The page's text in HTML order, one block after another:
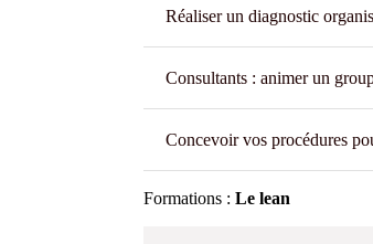
Réaliser un diagnostic
Consultants : animer un
Concevoir vos procédures
Formations : Le lean